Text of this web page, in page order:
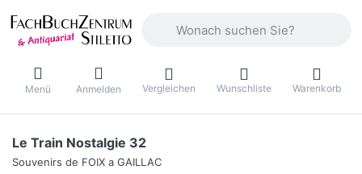
Menü Anmelden Vergleichen Wunschliste Warenkorb
Le Train Nostalgie 32
Souvenirs de FOIX a GAILLAC